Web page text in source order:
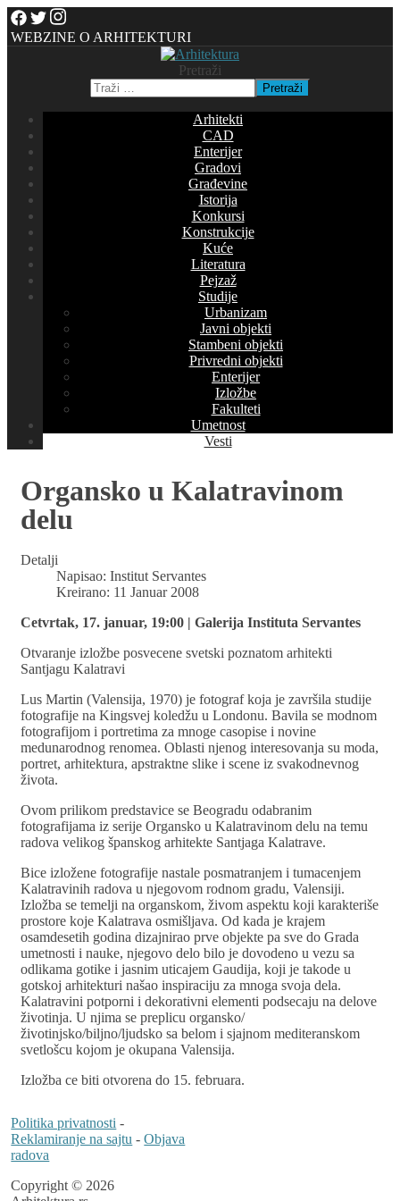
WEBZINE O ARHITEKTURI
Pretraži
Pretraži
Arhitekti
CAD
Enterijer
Gradovi
Građevine
Istorija
Konkursi
Konstrukcije
Kuće
Literatura
Pejzaž
Studije
Urbanizam
Javni objekti
Stambeni objekti
Privredni objekti
Enterijer
Izložbe
Fakulteti
Umetnost
Vesti
Organsko u Kalatravinom
delu
Detalji
Napisao: Institut Servantes
Kreirano: 11 Januar 2008
Cetvrtak, 17. januar, 19:00 | Galerija Instituta Servantes
Otvaranje izložbe posvecene svetski poznatom arhitekti
Santjagu Kalatravi
Lus Martin (Valensija, 1970) je fotograf koja je završila studije
fotografije na Kingsvej koledžu u Londonu. Bavila se modnom
fotografijom i portretima za mnoge casopise i novine
medunarodnog renomea. Oblasti njenog interesovanja su moda,
portret, arhitektura, apstraktne slike i scene iz svakodnevnog
života.
Ovom prilikom predstavice se Beogradu odabranim
fotografijama iz serije Organsko u Kalatravinom delu na temu
radova velikog španskog arhitekte Santjaga Kalatrave.
Bice izložene fotografije nastale posmatranjem i tumacenjem
Kalatravinih radova u njegovom rodnom gradu, Valensiji.
Izložba se temelji na organskom, živom aspektu koji karakteriše
prostore koje Kalatrava osmišljava. Od kada je krajem
osamdesetih godina dizajnirao prve objekte pa sve do Grada
umetnosti i nauke, njegovo delo bilo je dovodeno u vezu sa
odlikama gotike i jasnim uticajem Gaudija, koji je takode u
gotskoj arhitekturi našao inspiraciju za mnoga svoja dela.
Kalatravini potporni i dekorativni elementi podsecaju na delove
životinja. U njima se preplicu organsko/
životinjsko/biljno/ljudsko sa belom i sjajnom mediteranskom
svetlošcu kojom je okupana Valensija.
Izložba ce biti otvorena do 15. februara.
Politika privatnosti -
Reklamiranje na sajtu -Objava
radova
Copyright © 2026